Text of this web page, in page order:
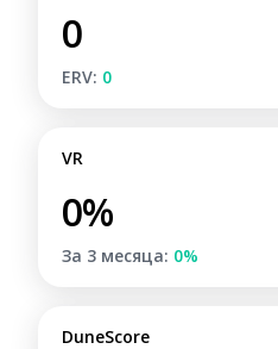
0
ERV: 0
VR
0%
За 3 месяца: 0%
DuneScore